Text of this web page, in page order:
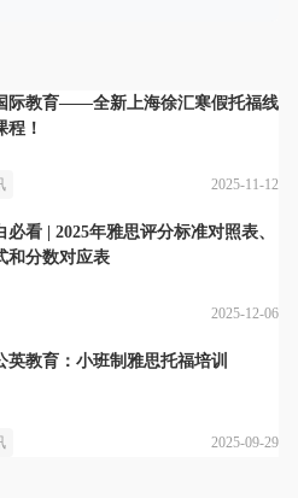
际教育——全新上海徐汇寒假托福线
程！
2025-11-12
必看 | 2025年雅思评分标准对照表、
和分数对应表
2025-12-06
英教育：小班制雅思托福培训
2025-09-29